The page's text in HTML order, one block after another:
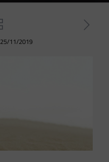
25/11/2019